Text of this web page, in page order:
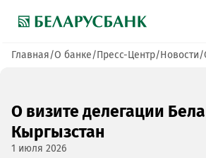
Главная О банке Пресс-Центр Новости
О визите делегации
Кыргызстан
1 июля 2026